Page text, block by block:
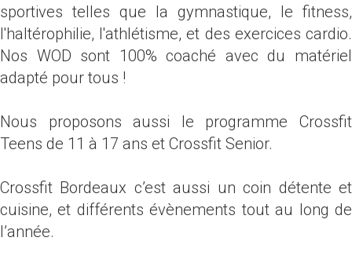
sportives telles que la gymnastique, le fitness,
l'haltérophilie, l'athlétisme, et des exercices cardio.
Nos WOD sont 100% coaché avec du matériel
adapté pour tous !
Nous proposons aussi le programme Crossfit
Teens de 11 à 17 ans et Crossfit Senior.
Crossfit Bordeaux c’est aussi un coin détente et
cuisine, et différents évènements tout au long de
l’année.